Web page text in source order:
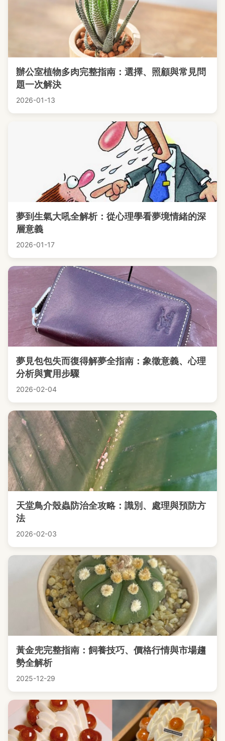
辦公室植物多肉完整指南：選擇、照顧與常見問
題一次解決
2026-01-13
夢到生氣大吼全解析：從心理學看夢境情緒的深
層意義
2026-01-17
夢見包包失而復得解夢全指南：象徵意義、心理
分析與實用步驟
2026-02-04
天堂鳥介殼蟲防治全攻略：識別、處理與預防方
法
2026-02-03
黃金兜完整指南：飼養技巧、價格行情與市場趨
勢全解析
2025-12-29